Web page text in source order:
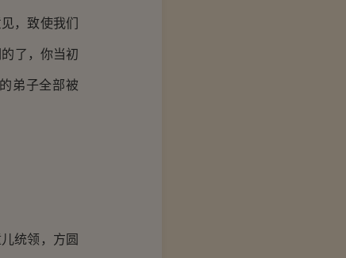
，致使我们
了，你当初
弟子全部被
统领，方圆